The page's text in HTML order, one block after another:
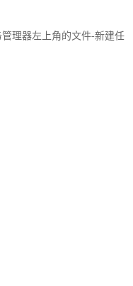
理器左上角的文件-新建任